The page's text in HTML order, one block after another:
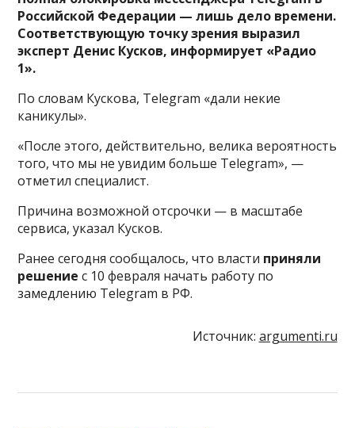
Российской Федерации — лишь дело времени.
Соответствующую точку зрения выразил
эксперт Денис Кусков, информирует «Радио
1».
По словам Кускова, Telegram «дали некие
каникулы».
«После этого, действительно, велика вероятность
того, что мы не увидим больше Telegram», —
отметил специалист.
Причина возможной отсрочки — в масштабе
сервиса, указал Кусков.
Ранее сегодня сообщалось, что власти приняли
решение с 10 февраля начать работу по
замедлению Telegram в РФ.
Источник: argumenti.ru